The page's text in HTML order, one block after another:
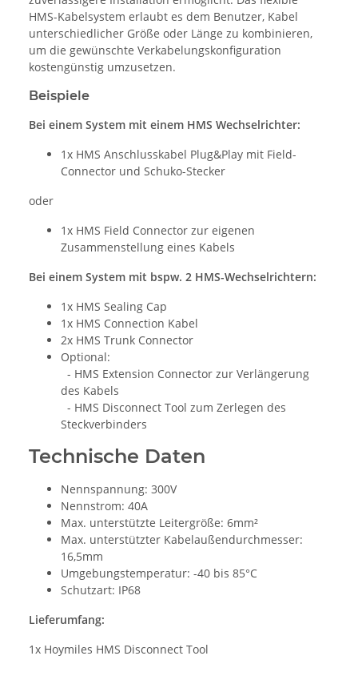
HMS-Kabelsystem erlaubt es dem Benutzer, Kabel
unterschiedlicher Größe oder Länge zu kombinieren,
um die gewünschte Verkabelungskonfiguration
kostengünstig umzusetzen.
Beispiele
Bei einem System mit einem HMS Wechselrichter:
1x HMS Anschlusskabel Plug&Play mit Field-
Connector und Schuko-Stecker
oder
1x HMS Field Connector zur eigenen
Zusammenstellung eines Kabels
Bei einem System mit bspw. 2 HMS-Wechselrichtern:
1x HMS Sealing Cap
1x HMS Connection Kabel
2x HMS Trunk Connector
Optional:
- HMS Extension Connector zur Verlängerung
des Kabels
- HMS Disconnect Tool zum Zerlegen des
Steckverbinders
Technische Daten
Nennspannung: 300V
Nennstrom: 40A
Max. unterstützte Leitergröße: 6mm²
Max. unterstützter Kabelaußendurchmesser:
16,5mm
Umgebungstemperatur: -40 bis 85°C
Schutzart: IP68
Lieferumfang:
1x Hoymiles HMS Disconnect Tool